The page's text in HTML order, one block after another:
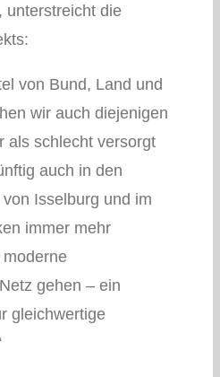
unterstreicht die
von Bund, Land und
wir auch diejenigen
als schlecht versorgt
auch in den
Isselburg und im
immer mehr
gehen – ein
gleichwertige